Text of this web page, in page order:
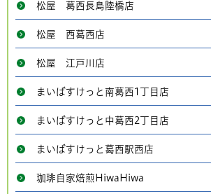
松屋 葛西長島陸橋店
松屋 西葛西店
松屋 江戸川店
まいばすけっと南葛西1丁目店
まいばすけっと中葛西2丁目店
まいばすけっと葛西駅西店
珈琲自家焙煎HiwaHiwa